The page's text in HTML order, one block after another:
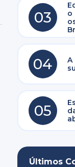
03
o
04
A
05
Últimos